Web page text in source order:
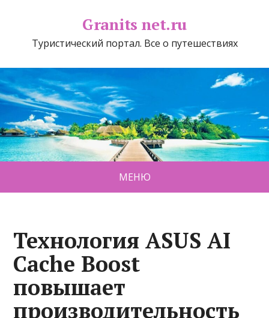
Granits net.ru
Туристический портал. Все о путешествиях
МЕНЮ
Технология ASUS AI
Cache Boost
повышает
производительность